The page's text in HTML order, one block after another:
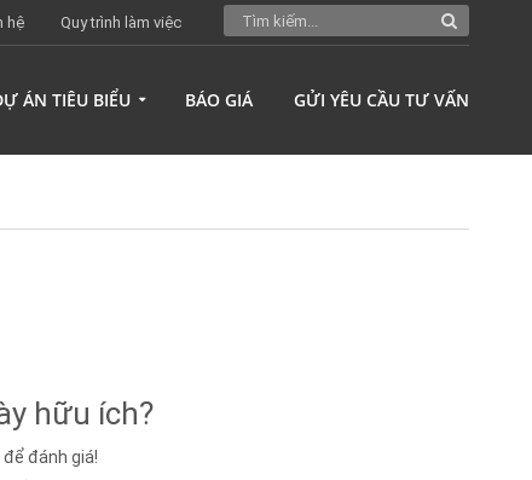
hệ Quy trình làm việc
ÁN TIÊU BIỂU BÁO GIÁ GỬI YÊU CẦU TƯ VẤN
hữu ích?
đánh giá!